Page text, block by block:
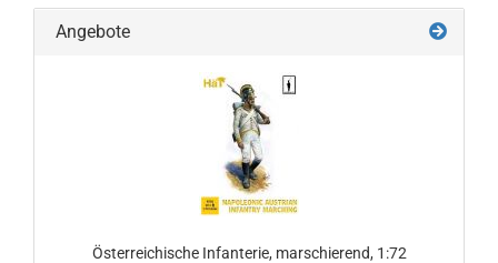
Angebote
Österreichische Infanterie, marschierend, 1:72